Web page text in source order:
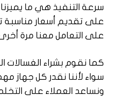
سرعة التنفيذ هي ما
على تقديم أسعار مناسبة
على التعامل معنا مرة
كما نقوم بشراء الغسالات
سواء لأننا نقدر كل جهاز
ونساعد العملاء على